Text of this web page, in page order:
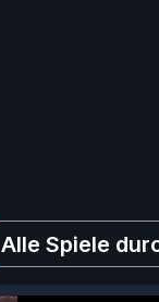
Alle Spiele